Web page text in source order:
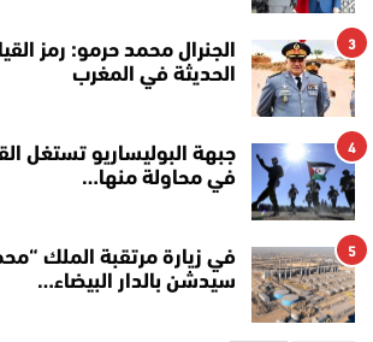
3
الجنرال محمد حرمو: رمز
الحديثة في المغرب
4
جبهة البوليساريو تستغل
في محاولة منها…
5
في زيارة مرتقبة الملك
سيدشن بالدار البيضاء…